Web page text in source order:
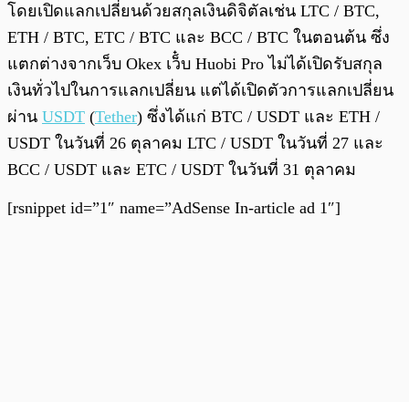
โดยเปิดแลกเปลี่ยนด้วยสกุลเงินดิจิตัลเช่น LTC / BTC,
ETH / BTC, ETC / BTC และ BCC / BTC ในตอนต้น ซึ่ง
แตกต่างจากเว็บ Okex เว็๋บ Huobi Pro ไม่ได้เปิดรับสกุล
เงินทั่วไปในการแลกเปลี่ยน แต่ได้เปิดตัวการแลกเปลี่ยน
ผ่าน USDT (Tether) ซึ่งได้แก่ BTC / USDT และ ETH /
USDT ในวันที่ 26 ตุลาคม LTC / USDT ในวันที่ 27 และ
BCC / USDT และ ETC / USDT ในวันที่ 31 ตุลาคม
[rsnippet id=”1″ name=”AdSense In-article ad 1″]